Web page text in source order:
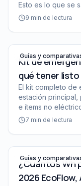
Esto es lo que se
tu casa no la coja
9 min de lectura
Kit de emergencia
Guías y
Kit de
qué tener listo
El kit completo de
estación
e ítems no
7 min de lectura
¿Cuántos Wh
Guías y
¿Cuántos Wh
2026